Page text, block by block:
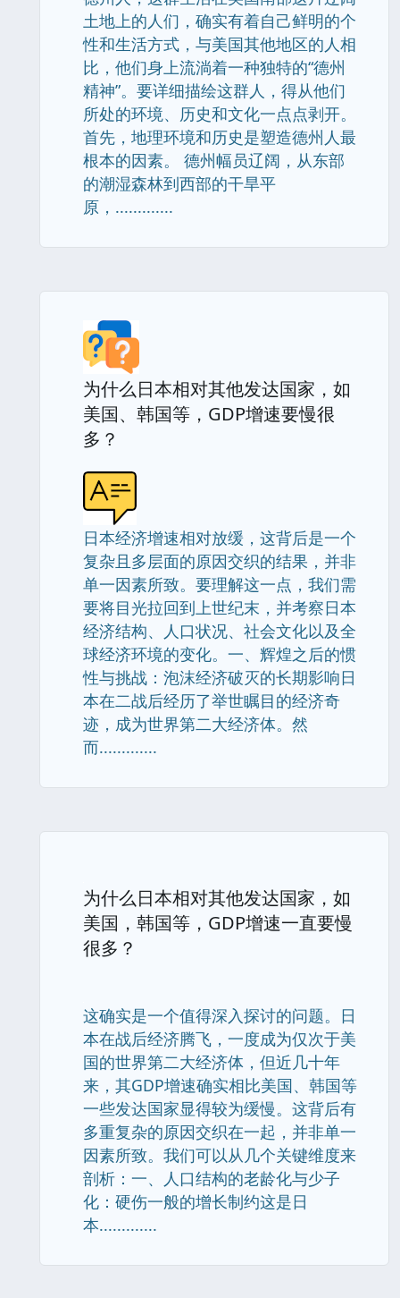
土地上的人们，确实有着自己鲜明的个
性和生活方式，与美国其他地区的人相
比，他们身上流淌着一种独特的“德州
精神”。要详细描绘这群人，得从他们
所处的环境、历史和文化一点点剥开。
首先，地理环境和历史是塑造德州人最
根本的因素。 德州幅员辽阔，从东部
的潮湿森林到西部的干旱平
原，.............
为什么日本相对其他发达国家，如
美国、韩国等，GDP增速要慢很
多？
日本经济增速相对放缓，这背后是一个
复杂且多层面的原因交织的结果，并非
单一因素所致。要理解这一点，我们需
要将目光拉回到上世纪末，并考察日本
经济结构、人口状况、社会文化以及全
球经济环境的变化。一、辉煌之后的惯
性与挑战：泡沫经济破灭的长期影响日
本在二战后经历了举世瞩目的经济奇
迹，成为世界第二大经济体。然
而.............
为什么日本相对其他发达国家，如
美国，韩国等，GDP增速一直要慢
很多？
这确实是一个值得深入探讨的问题。日
本在战后经济腾飞，一度成为仅次于美
国的世界第二大经济体，但近几十年
来，其GDP增速确实相比美国、韩国等
一些发达国家显得较为缓慢。这背后有
多重复杂的原因交织在一起，并非单一
因素所致。我们可以从几个关键维度来
剖析：一、人口结构的老龄化与少子
化：硬伤一般的增长制约这是日
本.............